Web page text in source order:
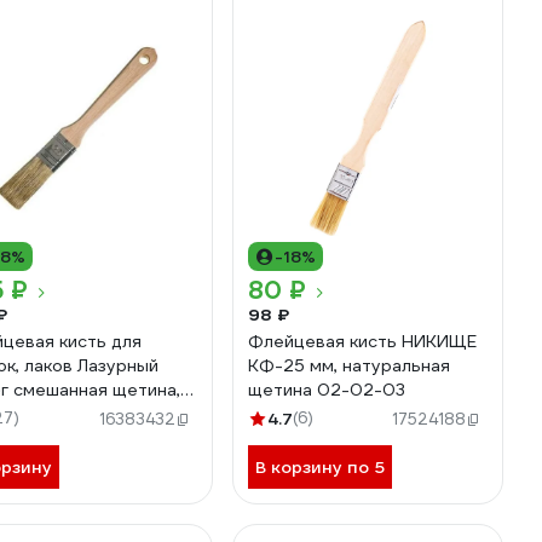
₽
кисть для
лаков Лазурный
смешанная щетина,
25*12-D516383432
-18%
80 ₽
98 ₽
Флейцевая кисть НИКИЩЕ
КФ-25 мм, натуральная
щетина 02-02-03
4.7(6) 17524188
В корзину по 5